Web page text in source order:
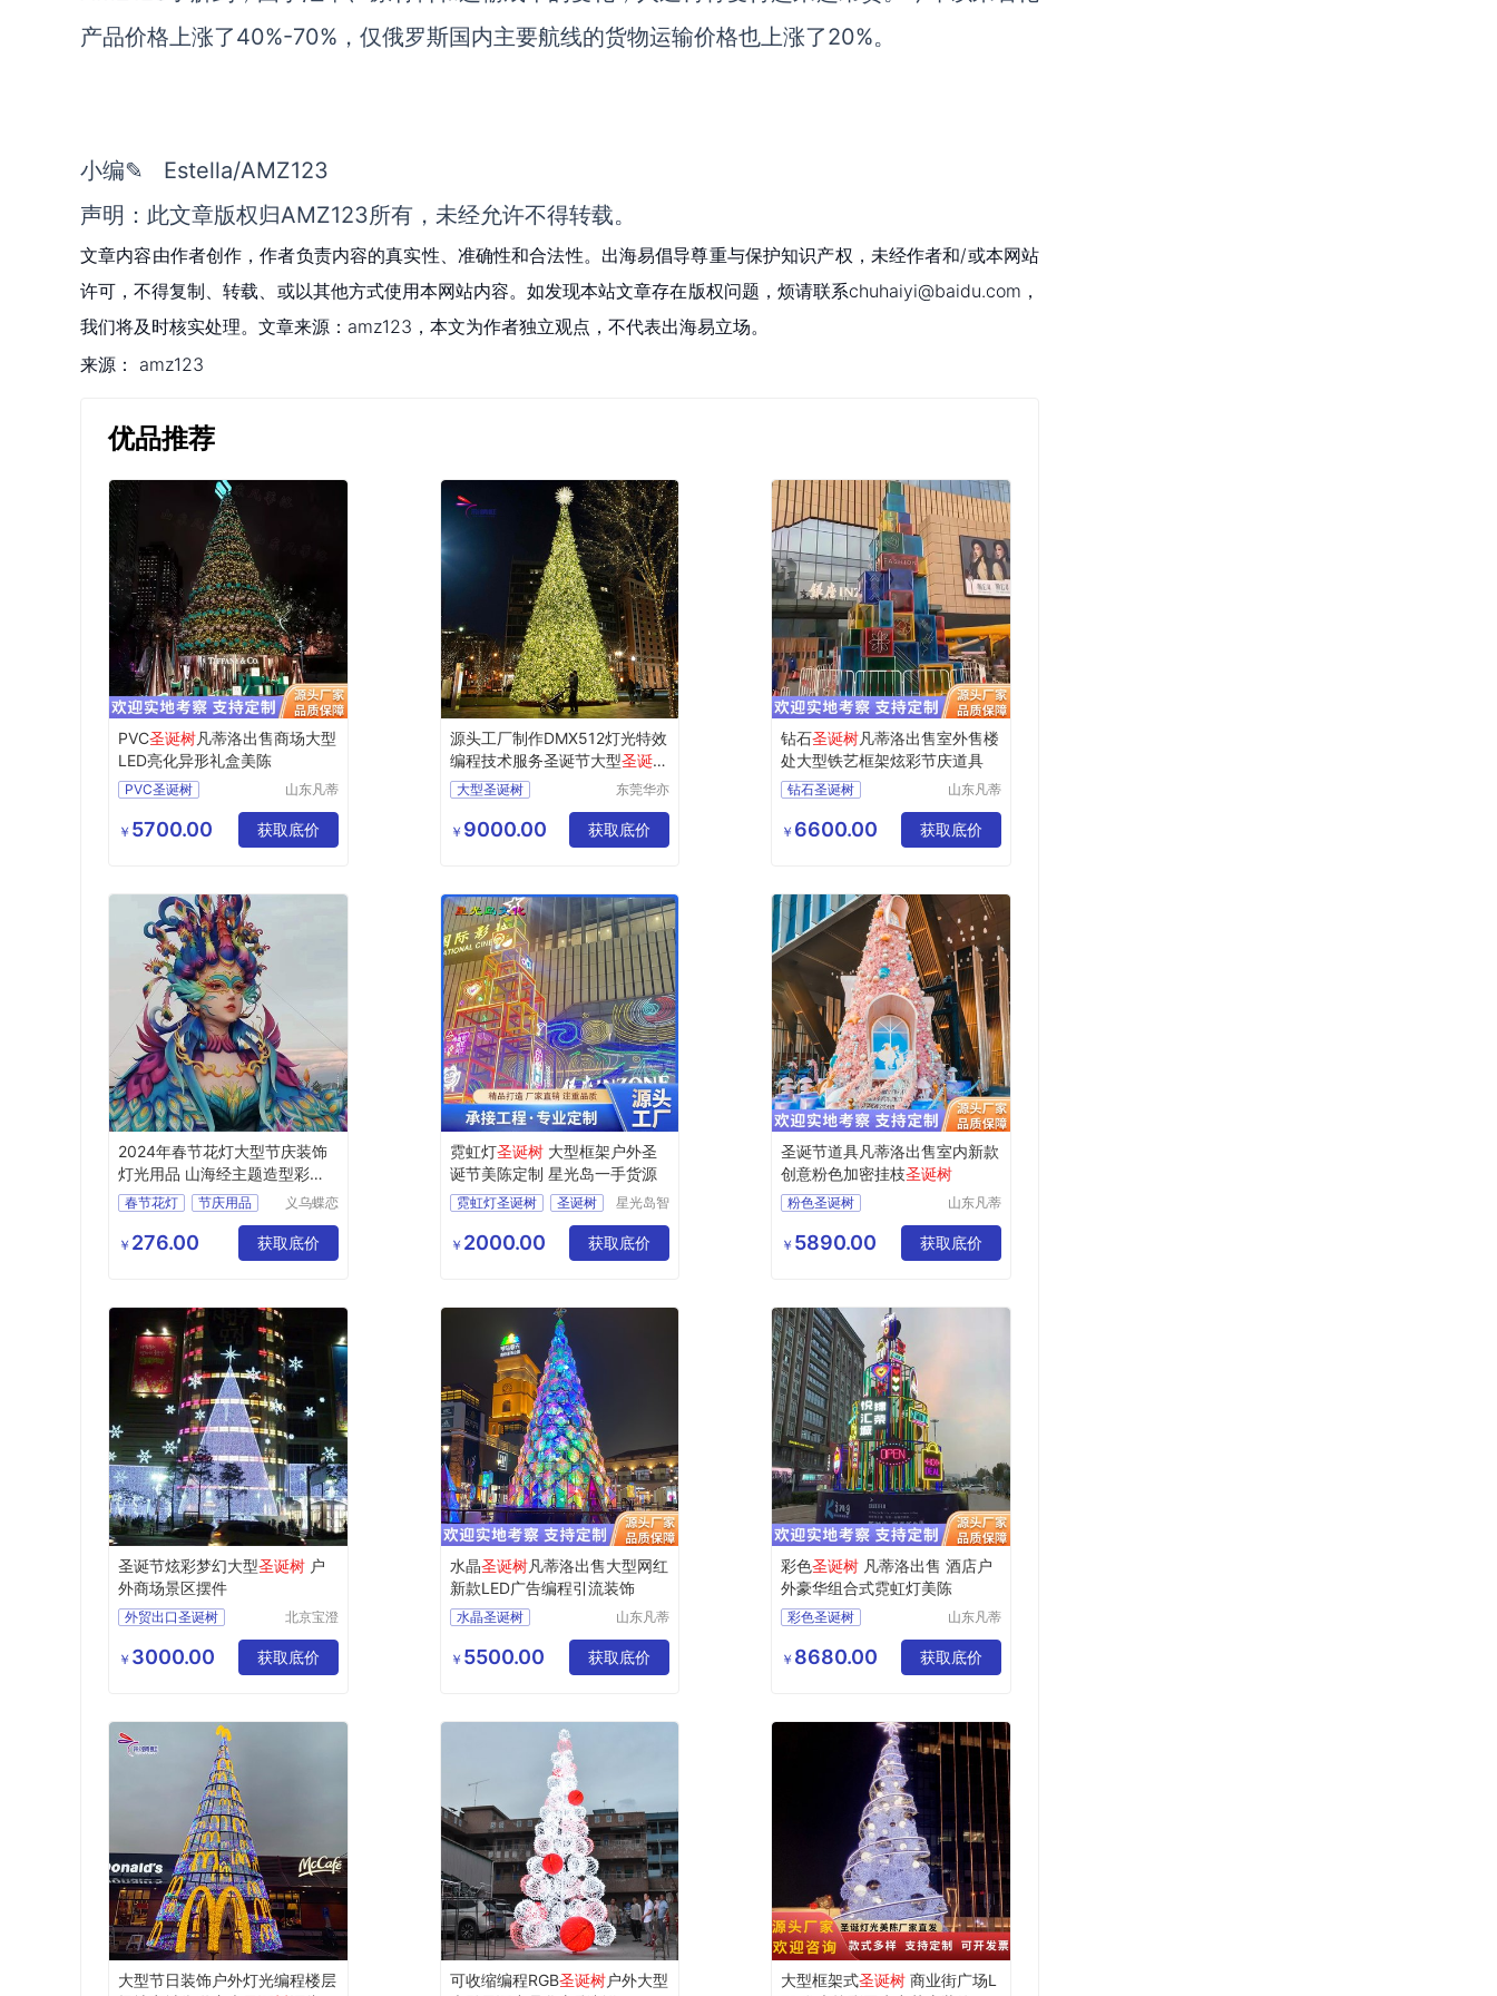
产品价格上涨了40%-70%，仅俄罗斯国内主要航线的货物运输价格也上涨了20%。
小编✎ Estella/AMZ123
声明：此文章版权归AMZ123所有，未经允许不得转载。
文章内容由作者创作，作者负责内容的真实性、准确性和合法性。出海易倡导尊重与保护知识产权，未经作者和/或本网站
许可，不得复制、转载、或以其他方式使用本网站内容。如发现本站文章存在版权问题，烦请联系chuhaiyi@baidu.com，
我们将及时核实处理。文章来源：amz123，本文为作者独立观点，不代表出海易立场。
来源： amz123
优品推荐
PVC圣诞树凡蒂洛出售商场大型
LED亮化异形礼盒美陈
PVC圣诞树
异形圣诞树
山东凡蒂
有限公司
￥ 5700.00 获取底价
源头工厂制作DMX512灯光特效
编程技术服务圣诞节大型圣诞树
出口
大型圣诞树
圣诞树制作
东莞华亦
艺有限公
司
￥ 9000.00 获取底价
钻石圣诞树凡蒂洛出售室外售楼
处大型铁艺框架炫彩节庆道具
钻石圣诞树
框架圣诞树
山东凡蒂
有限公司
￥ 6600.00 获取底价
2024年春节花灯大型节庆装饰
灯光用品 山海经主题造型彩灯
制作厂家
春节花灯
节庆用品
彩灯厂家
义乌蝶恋
术有限公
司
￥ 276.00 获取底价
霓虹灯圣诞树大型框架户外圣
诞节美陈定制 星光岛一手货源
霓虹灯圣诞树 圣诞树
星光岛智
（临沂）
有限公司
￥ 2000.00 获取底价
圣诞节道具凡蒂洛出售室内新款
创意粉色加密挂枝圣诞树
粉色圣诞树
创意圣诞树
山东凡蒂
有限公司
￥ 5890.00 获取底价
圣诞节炫彩梦幻大型圣诞树 户
外商场景区摆件
外贸出口圣诞树
圣诞节装饰圣诞树
北京宝澄
照明安装
工程有限
￥ 3000.00 获取底价
水晶圣诞树凡蒂洛出售大型网红
新款LED广告编程引流装饰
水晶圣诞树
网红圣诞树
山东凡蒂
有限公司
￥ 5500.00 获取底价
彩色圣诞树 凡蒂洛出售 酒店户
外豪华组合式霓虹灯美陈
彩色圣诞树
霓虹灯圣诞树
山东凡蒂
有限公司
￥ 8680.00 获取底价
大型节日装饰户外灯光编程楼层
可收缩编程RGB圣诞树户外大型
大型框架式圣诞树 商业街广场L